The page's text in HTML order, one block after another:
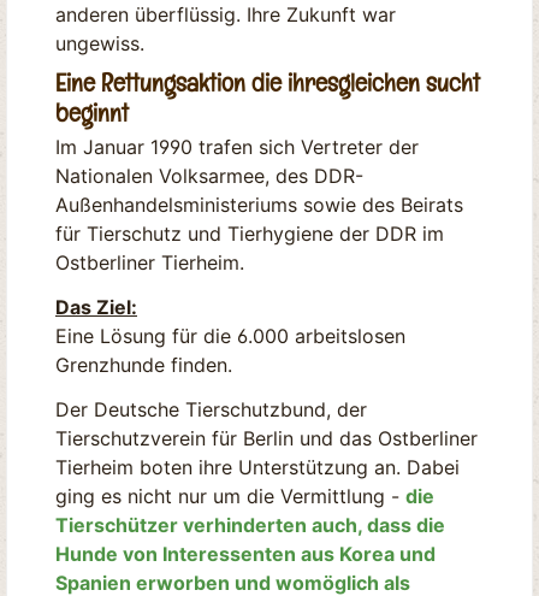
anderen überflüssig. Ihre Zukunft war
ungewiss.
Eine Rettungsaktion die ihresgleichen sucht
beginnt
Im Januar 1990 trafen sich Vertreter der
Nationalen Volksarmee, des DDR-
Außenhandelsministeriums sowie des Beirats
für Tierschutz und Tierhygiene der DDR im
Ostberliner Tierheim.
Das Ziel:
Eine Lösung für die 6.000 arbeitslosen
Grenzhunde finden.
Der Deutsche Tierschutzbund, der
Tierschutzverein für Berlin und das Ostberliner
Tierheim boten ihre Unterstützung an. Dabei
ging es nicht nur um die Vermittlung - die
Tierschützer verhinderten auch, dass die
Hunde von Interessenten aus Korea und
Spanien erworben und womöglich als